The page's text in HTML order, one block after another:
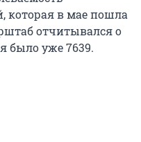
которая в мае пошла
отчитывался о
было уже 7639.